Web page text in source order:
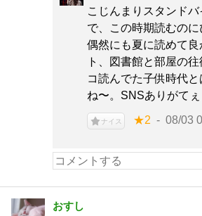
こじんまりスタンド
で、この時期読むのに
偶然にも夏に読めて
ト、図書館と部屋の
コ読んでた子供時代
ね〜。SNSありがてぇ
ナイス ★2 08/03
おすし